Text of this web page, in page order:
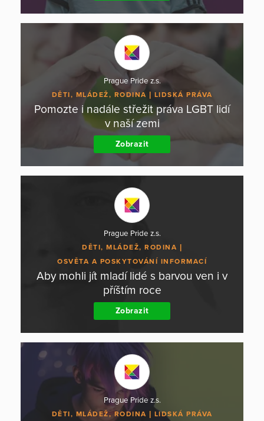
Prague Pride z.s.
DĚTI, MLÁDEŽ, RODINA LIDSKÁ PRÁVA
Pomozte i nadále střežit práva LGBT lidí
v naší zemi
Zobrazit
Prague Pride z.s.
DĚTI, MLÁDEŽ, RODINA
OSVĚTA A POSKYTOVÁNÍ INFORMACÍ
Aby mohli jít mladí lidé s barvou ven i v
příštím roce
Zobrazit
Prague Pride z.s.
DĚTI, MLÁDEŽ, RODINA LIDSKÁ PRÁVA